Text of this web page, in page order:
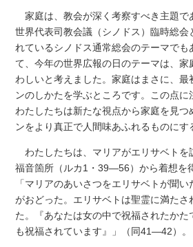
家庭は、教会が深く考察すべき主題で
世界代表司教会議（シノドス）臨時総会
れているシノドス通常総会のテーマでも
て、今年の世界広報の日のテーマは、家
わしいと考えました。家庭はまさに、最
ンのしかたを学ぶところです。この点に
わたしたちは新たな視点から家庭を見つ
ンをより真正で人間味あふれるものにす
わたしたちは、マリアがエリサベトを
福音箇所（ルカ1・39―56）から着想を
「マリアのあいさつをエリサベトが聞
がおどった。エリサベトは聖霊に満たさ
た。『あなたは女の中で祝福されたかた
も祝福されています』」（同41―42）。